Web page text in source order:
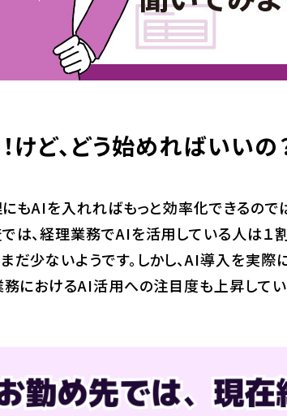
ど、どう始めればいいの
もAIを入れればもっと効率化できるので
は、経理業務でAIを活用している人は１
少ないようです。しかし、AI導入を実際
務におけるAI活用への注目度も上昇してい